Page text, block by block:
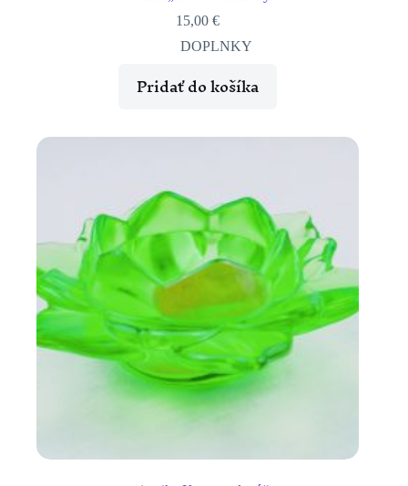
15,00€
DOPLNKY
Pridať do košíka